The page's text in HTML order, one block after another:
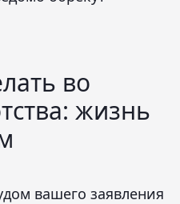
во
жизнь
вашего заявления